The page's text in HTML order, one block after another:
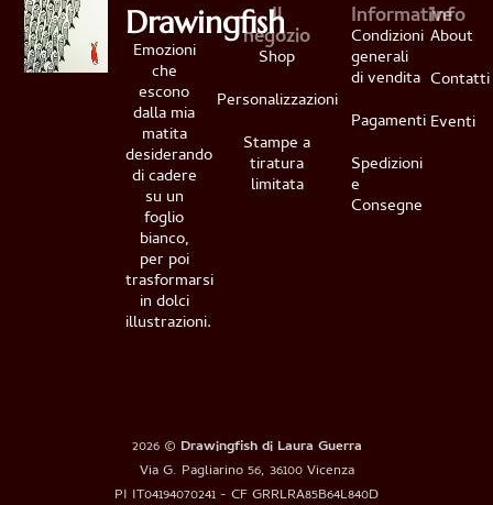
Drawingfish
Emozioni
che
escono
dalla mia
matita
desiderando
di cadere
su un
foglio
bianco,
per poi
trasformarsi
in dolci
illustrazioni.
Il
negozio
Shop
Personalizzazioni
Stampe a
tiratura
limitata
Informative
Condizioni
generali
di vendita
Pagamenti
Spedizioni
e
Consegne
Info
About
Contatti
Eventi
2026 © Drawingfish di Laura Guerra
Via G. Pagliarino 56, 36100 Vicenza
PI IT04194070241 - CF GRRLRA85B64L840D